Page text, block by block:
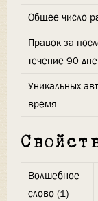
Общее число
Правок за
течение 90
Уникальных
время
Волшебное
слово (1)